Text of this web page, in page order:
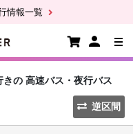
情報一覧
きの 高速バス・夜行バス
逆区間